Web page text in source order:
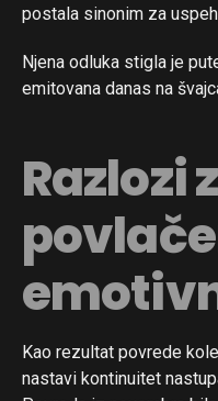
postala sinonim za
Njena odluka stigla je
emitovana danas na
Razlozi
Kao rezultat povrede
nastavi kontinuitet